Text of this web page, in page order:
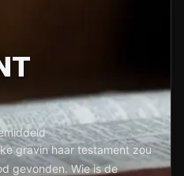
gravin haar testament zou
gevonden. Wie is de